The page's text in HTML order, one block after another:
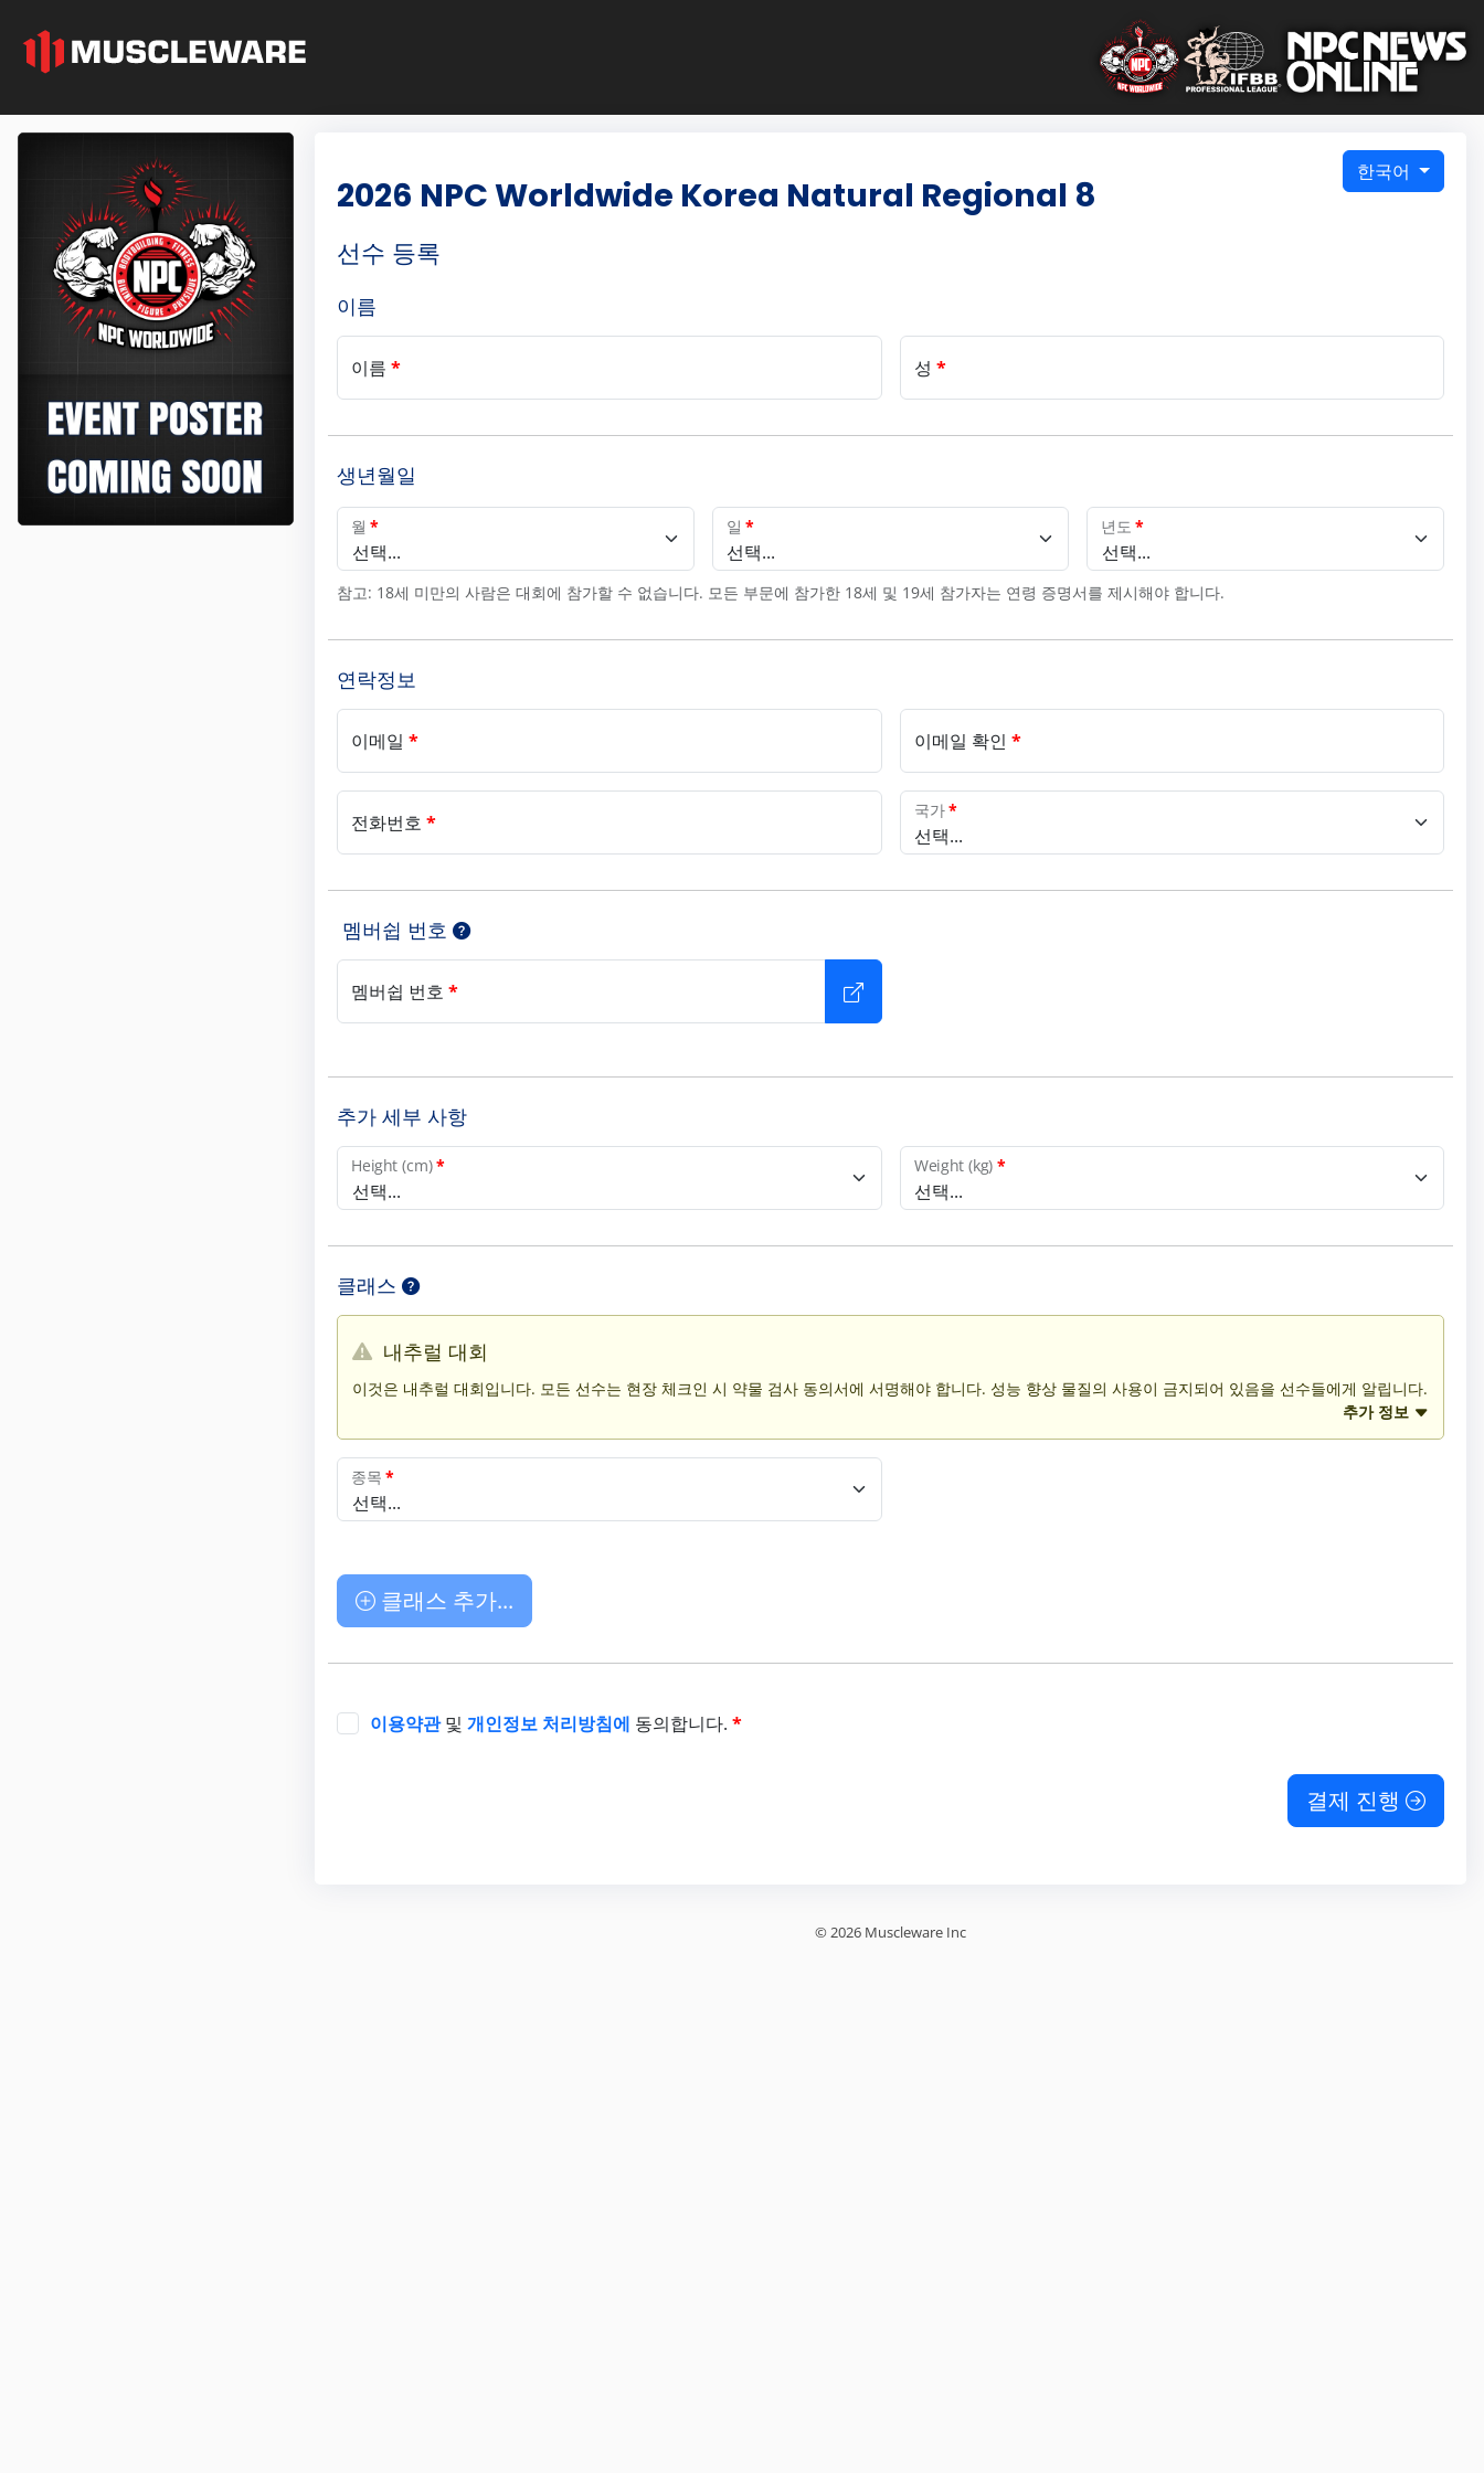
한국어
2026 NPC Worldwide Korea Natural Regional 8
선수 등록
이름
이름 * 성 *
생년월일
선택...
월*
선택...
일 *
선택...
년도*
참고: 18세 미만의 사람은 대회에 참가할 수 없습니다. 모든 부문에 참가한 18세 및 19세 참가자는 연령 증명서를 제시해야 합니다.
연락정보
이메일 * 이메일 확인 *
전화번호 *
선택...
국가*
멤버쉽 번호
멤버쉽 번호 *
추가 세부 사항
선택...
Height (cm)*
선택...
Weight (kg) *
클래스
내추럴 대회
이것은 내추럴 대회입니다. 모든 선수는 현장 체크인 시 약물 검사 동의서에 서명해야 합니다. 성능 향상 물질의 사용이 금지되어 있음을 선수들에게 알립니다.
추가 정보
선택...
종목 *
클래스 추가...
이용약관및개인정보 처리방침에 동의합니다.*
결제 진행
© 2026 Muscleware Inc